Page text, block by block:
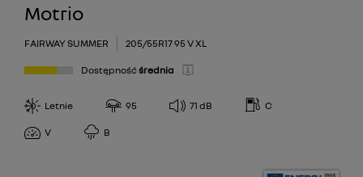
Motrio
FAIRWAY SUMMER 205/55R17 95 V XL
Dostępność średnia
Letnie 95 71 dB C
V B